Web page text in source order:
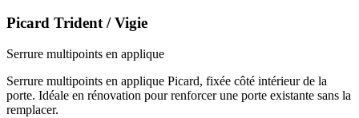
Picard Trident / Vigie
Serrure multipoints en applique
Serrure multipoints en applique Picard, fixée côté intérieur de la
porte. Idéale en rénovation pour renforcer une porte existante sans la
remplacer.